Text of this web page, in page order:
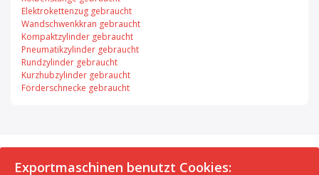
Elektrokettenzug gebraucht
Wandschwenkkran gebraucht
Kompaktzylinder gebraucht
Pneumatikzylinder gebraucht
Rundzylinder gebraucht
Kurzhubzylinder gebraucht
Förderschnecke gebraucht
© 2026 Exportmaschinen.de
Exportmaschinen benutzt Cookies: